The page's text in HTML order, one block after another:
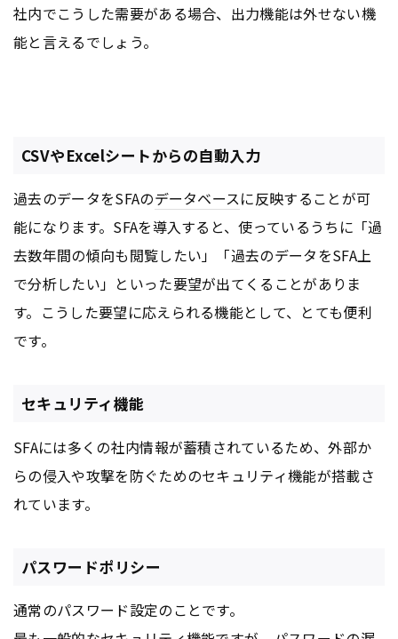
社内でこうした需要がある場合、出力機能は外せない機
能と言えるでしょう。
CSVやExcelシートからの自動入力
過去のデータをSFAのデータベースに反映することが可
能になります。SFAを導入すると、使っているうちに「過
去数年間の傾向も閲覧したい」「過去のデータをSFA上
で分析したい」といった要望が出てくることがありま
す。こうした要望に応えられる機能として、とても便利
です。
セキュリティ機能
SFAには多くの社内情報が蓄積されているため、外部か
らの侵入や攻撃を防ぐためのセキュリティ機能が搭載さ
れています。
パスワードポリシー
通常のパスワード設定のことです。